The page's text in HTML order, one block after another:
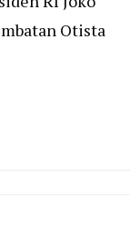
Otista